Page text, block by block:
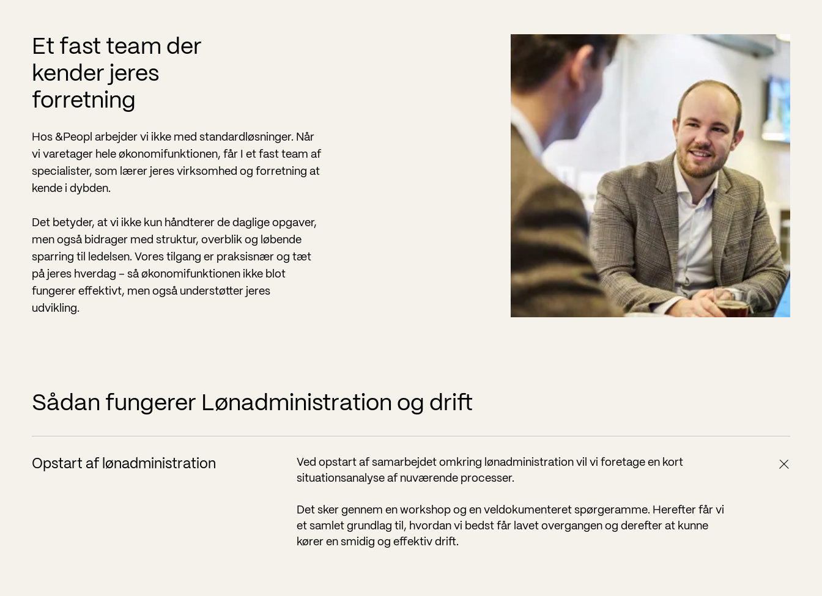
Et fast team der
kender jeres
forretning
Hos &Peopl arbejder vi ikke med standardløsninger. Når
vi varetager hele økonomifunktionen, får I et fast team af
specialister, som lærer jeres virksomhed og forretning at
kende i dybden.
Det betyder, at vi ikke kun håndterer de daglige opgaver,
men også bidrager med struktur, overblik og løbende
sparring til ledelsen. Vores tilgang er praksisnær og tæt
på jeres hverdag – så økonomifunktionen ikke blot
fungerer effektivt, men også understøtter jeres
udvikling.
Sådan fungerer Lønadministration og drift
Opstart af lønadministration
Ved opstart af samarbejdet omkring lønadministration vil vi foretage en kort
situationsanalyse af nuværende processer.
Det sker gennem en workshop og en veldokumenteret spørgeramme. Herefter får vi
et samlet grundlag til, hvordan vi bedst får lavet overgangen og derefter at kunne
kører en smidig og effektiv drift.